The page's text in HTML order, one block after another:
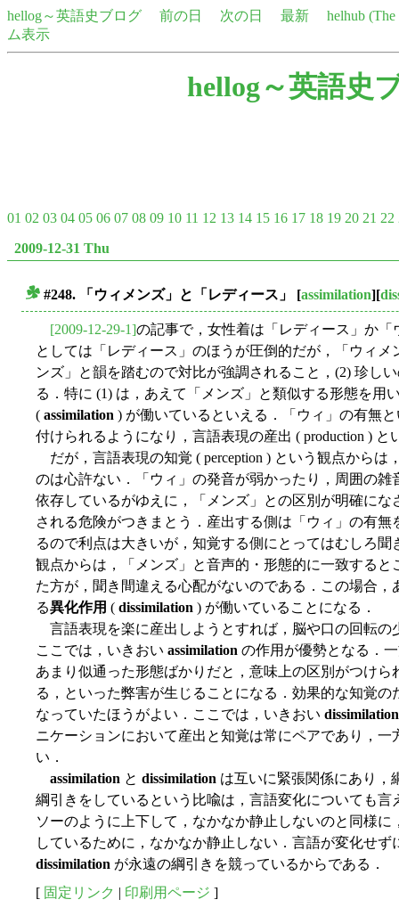
hellog～英語史ブログ 前の日 次の日 最新
helhub
ム表示
hellog～英語史
01 02 03 04 05 06 07 08 09 10 11 12 13 14 15 16 17 18 19 20 21 22
2009-12-31 Thu
#248. 「ウィメンズ」と「レディース」 [assimilation][
[2009-12-29-1]の記事で，女性着は「レディース」か
としては「レディース」のほうが圧倒的だが，「ウィ
ンズ」と韻を踏むので対比が強調されること，(2) 珍し
る．特に (1) は，あえて「メンズ」と類似する形態を用
( assimilation ) が働いているといえる．「ウィ」の有無
付けられるようになり，言語表現の産出 ( production )
だが，言語表現の知覚 ( perception ) という観点から
のは心許ない．「ウィ」の発音が弱かったり，周囲の
依存しているがゆえに，「メンズ」との区別が明確に
される危険がつきまとう．産出する側は「ウィ」の有
るので利点は大きいが，知覚する側にとってはむしろ
観点からは，「メンズ」と音声的・形態的に一致する
た方が，聞き間違える心配がないのである．この場合
る異化作用 ( dissimilation ) が働いていることになる．
言語表現を楽に産出しようとすれば，脳や口の回転の
ここでは，いきおい assimilation の作用が優勢となる．
あまり似通った形態ばかりだと，意味上の区別がつけ
る，といった弊害が生じることになる．効果的な知覚
なっていたほうがよい．ここでは，いきおい dissimilation
ニケーションにおいて産出と知覚は常にペアであり，
い．
assimilation と dissimilation は互いに緊張関係にあり，
綱引きをしているという比喩は，言語変化についても
ソーのように上下して，なかなか静止しないのと同様
しているために，なかなか静止しない．言語が変化せ
dissimilation が永遠の綱引きを競っているからである．
[ 固定リンク | 印刷用ページ ]